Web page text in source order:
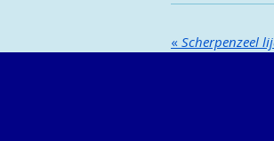
« Scherpenzeel